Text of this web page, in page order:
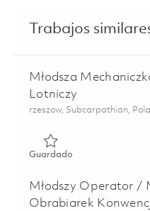
Trabajos
Młodsza
Lotniczy
Ubicación
rzeszow, Subcarpathian,
GuardadoGuardado
Młodszy Operator /
Obrabiarek